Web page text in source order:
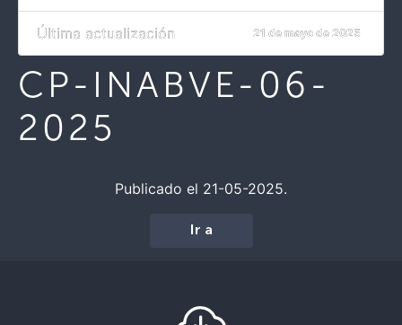
Última actualización 21 de mayo de 2025
CP-INABVE-06-
2025
Publicado el 21-05-2025.
Ir a